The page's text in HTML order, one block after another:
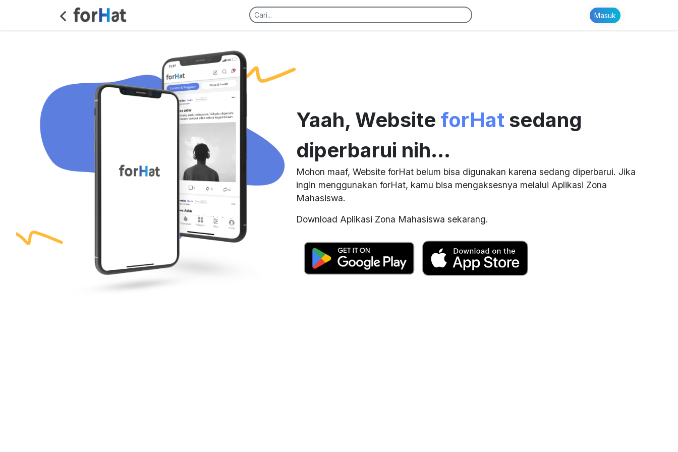
Masuk
Yaah, Website forHatsedang
diperbarui nih...
Mohon maaf, Website forHat belum bisa digunakan karena sedang diperbarui. Jika
ingin menggunakan forHat, kamu bisa mengaksesnya melalui Aplikasi Zona
Mahasiswa.
Download Aplikasi Zona Mahasiswa sekarang.